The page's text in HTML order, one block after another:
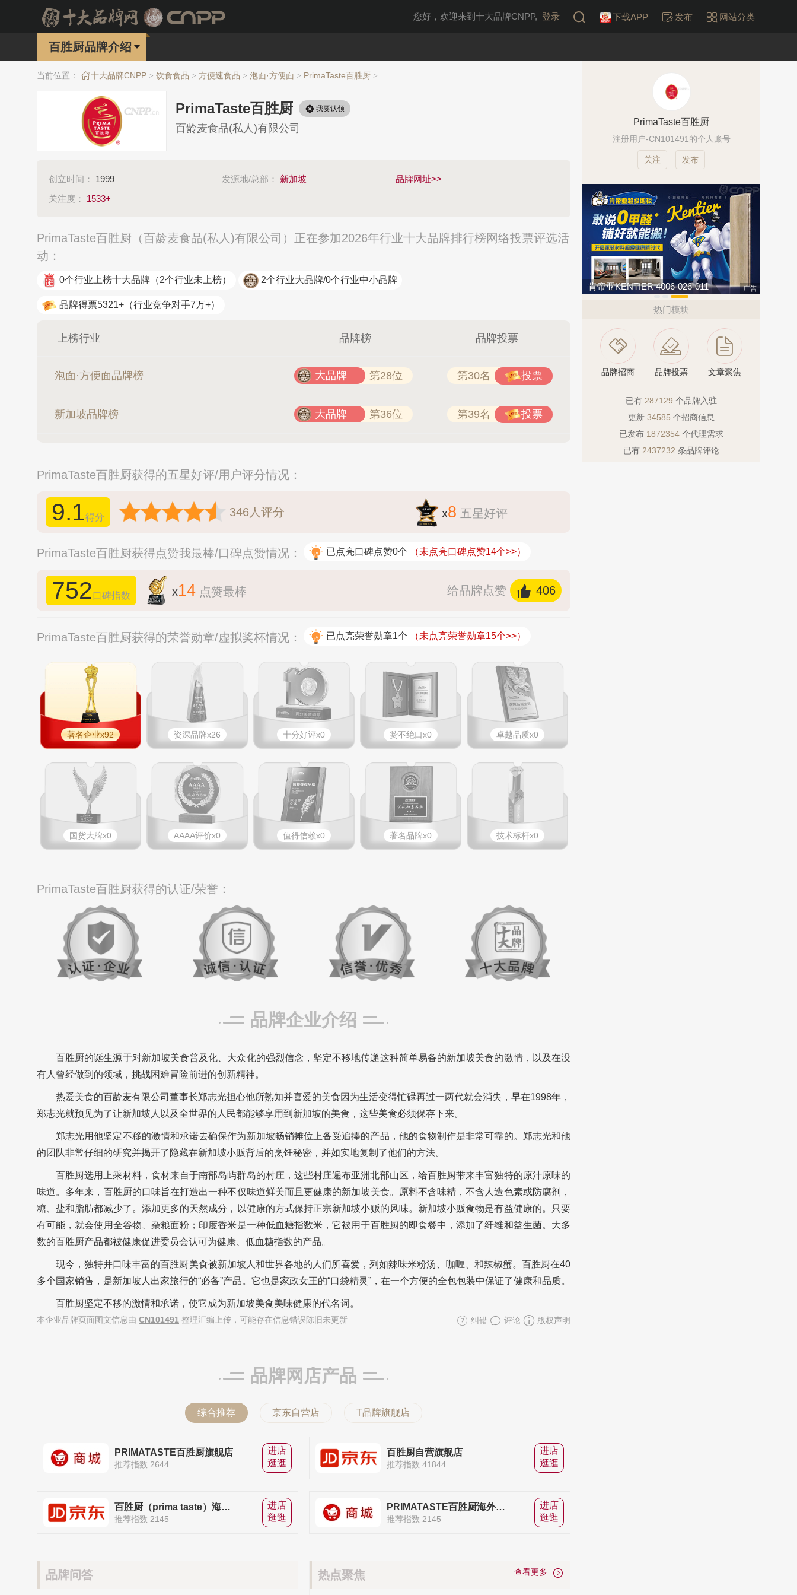
您好，欢迎来到十大品牌CNPP, 登录 下载APP 发布 网站分类
百胜厨品牌介绍
当前位置： 十大品牌CNPP > 饮食食品 > 方便速食品 > 泡面·方便面 > PrimaTaste百胜厨 >
PrimaTaste百胜厨 我要认领
百龄麦食品(私人)有限公司
创立时间： 1999 发源地/总部： 新加坡
品牌网址>>
关注度：
1533+
PrimaTaste百胜厨（百龄麦食品(私人)有限公司）正在参加2026年行业十大品牌排行榜网络投票评选活
动：
0个行业上榜十大品牌 （2个行业未上榜） 2个行业大品牌/0个行业中小品牌
品牌得票5321+ （行业竞争对手7万+）
上榜行业 品牌榜 品牌投票
泡面·方便面品牌榜 大品牌 第28位 第30名 投票
新加坡品牌榜 大品牌 第36位 第39名 投票
PrimaTaste百胜厨获得的五星好评/用户评分情况：
9.1得分 346人评分 x8 五星好评
PrimaTaste百胜厨获得点赞我最棒/口碑点赞情况： 已点亮口碑点赞0个 （未点亮口碑点赞14个>>）
752口碑指数 x14 点赞最棒 给品牌点赞 406
PrimaTaste百胜厨获得的荣誉勋章/虚拟奖杯情况： 已点亮荣誉勋章1个 （未点亮荣誉勋章15个>>）
著名企业x92 资深品牌x26 十分好评x0 赞不绝口x0 卓越品质x0
国货大牌x0 AAAA评价x0 值得信赖x0 著名品牌x0 技术标杆x0
PrimaTaste百胜厨获得的认证/荣誉：
品牌企业介绍
百胜厨的诞生源于对新加坡美食普及化、大众化的强烈信念，坚定不移地传递这种简单易备的新加坡美食的激情，以及在没
有人曾经做到的领域，挑战困难冒险前进的创新精神。
热爱美食的百龄麦有限公司董事长郑志光担心他所熟知并喜爱的美食因为生活变得忙碌再过一两代就会消失，早在1998年，
郑志光就预见为了让新加坡人以及全世界的人民都能够享用到新加坡的美食，这些美食必须保存下来。
郑志光用他坚定不移的激情和承诺去确保作为新加坡畅销摊位上备受追捧的产品，他的食物制作是非常可靠的。郑志光和他
的团队非常仔细的研究并揭开了隐藏在新加坡小贩背后的烹饪秘密，并如实地复制了他们的方法。
百胜厨选用上乘材料，食材来自于南部岛屿群岛的村庄，这些村庄遍布亚洲北部山区，给百胜厨带来丰富独特的原汁原味的
味道。多年来，百胜厨的口味旨在打造出一种不仅味道鲜美而且更健康的新加坡美食。原料不含味精，不含人造色素或防腐剂，
糖、盐和脂肪都减少了。添加更多的天然成分，以健康的方式保持正宗新加坡小贩的风味。新加坡小贩食物是有益健康的。只要
有可能，就会使用全谷物、杂粮面粉；印度香米是一种低血糖指数米，它被用于百胜厨的即食餐中，添加了纤维和益生菌。大多
数的百胜厨产品都被健康促进委员会认可为健康、低血糖指数的产品。
现今，独特并口味丰富的百胜厨美食被新加坡人和世界各地的人们所喜爱，列如辣味米粉汤、咖喱、和辣椒蟹。百胜厨在40
多个国家销售，是新加坡人出家旅行的“必备”产品。它也是家政女王的“口袋精灵”，在一个方便的全包包装中保证了健康和品质。
百胜厨坚定不移的激情和承诺，使它成为新加坡美食美味健康的代名词。
本企业品牌页面图文信息由 CN101491 整理汇编上传，可能存在信息错误陈旧未更新 纠错 评论 版权声明
品牌网店产品
综合推荐 京东自营店 T品牌旗舰店
PRIMATASTE百胜厨旗舰店
推荐指数 2644
进店
逛逛
百胜厨自营旗舰店
推荐指数 41844
进店
逛逛
百胜厨（prima taste）海外自营旗舰店
推荐指数 2145
进店
逛逛
PRIMATASTE百胜厨海外旗舰店
推荐指数 2145
进店
逛逛
品牌问答 查看更多
热点聚焦
PrimaTaste百胜厨
注册用户-CN101491的个人账号
发布
冰尊BENSHION 4008-276-278 肯帝亚KENTIER 4006-026-011 广告
热门模块
品牌招商 品牌投票 文章聚焦
已有 287129 个品牌入驻
更新 34585 个招商信息
已发布 1872354 个代理需求
已有 2437232 条品牌评论